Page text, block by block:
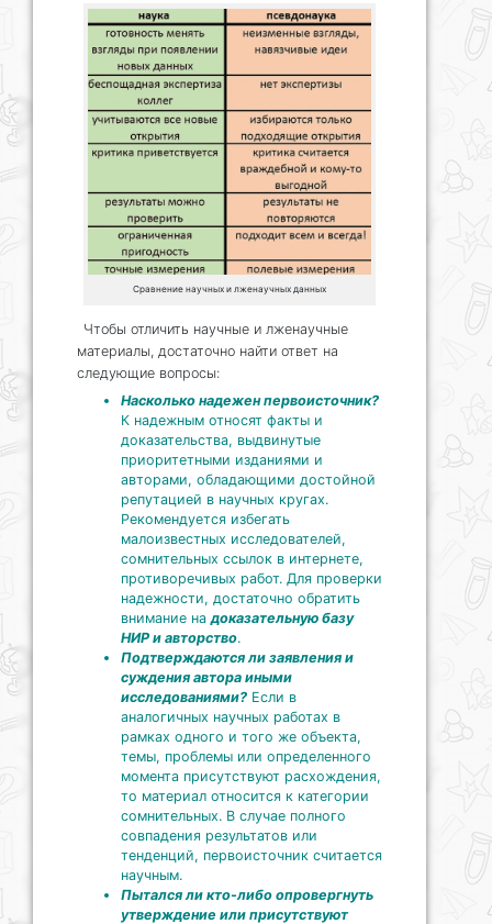
Сравнение научных и лженаучных данных
Чтобы отличить научные и лженаучные
материалы, достаточно найти ответ на
следующие вопросы:
Насколько надежен первоисточник?
К надежным относят факты и
доказательства, выдвинутые
приоритетными изданиями и
авторами, обладающими достойной
репутацией в научных кругах.
Рекомендуется избегать
малоизвестных исследователей,
сомнительных ссылок в интернете,
противоречивых работ. Для проверки
надежности, достаточно обратить
внимание на доказательную базу
НИР и авторство.
Подтверждаются ли заявления и
суждения автора иными
исследованиями? Если в
аналогичных научных работах в
рамках одного и того же объекта,
темы, проблемы или определенного
момента присутствуют расхождения,
то материал относится к категории
сомнительных. В случае полного
совпадения результатов или
тенденций, первоисточник считается
научным.
Пытался ли кто-либо опровергнуть
утверждение или присутствуют